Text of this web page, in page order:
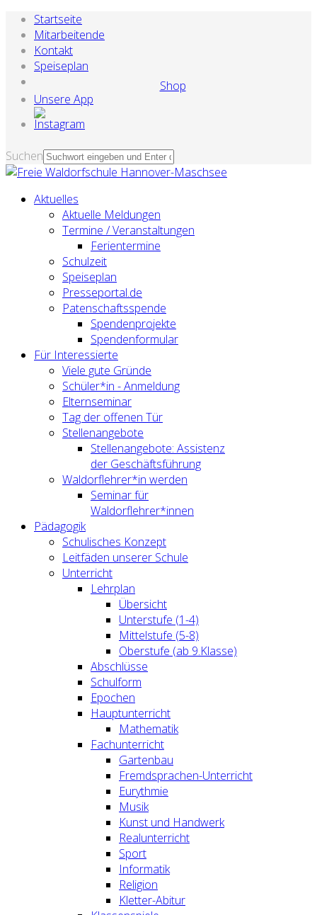
Startseite
Mitarbeitende
Kontakt
Speiseplan
Shop
Unsere App
Suchen
Aktuelles
Aktuelle Meldungen
Termine / Veranstaltungen
Ferientermine
Schulzeit
Speiseplan
Presseportal.de
Patenschaftsspende
Spendenprojekte
Spendenformular
Für Interessierte
Viele gute Gründe
Schüler*in - Anmeldung
Elternseminar
Tag der offenen Tür
Stellenangebote
Stellenangebote: Assistenz
der Geschäftsführung
Waldorflehrer*in werden
Seminar für
Waldorflehrer*innen
Pädagogik
Schulisches Konzept
Leitfäden unserer Schule
Unterricht
Lehrplan
Übersicht
Unterstufe (1-4)
Mittelstufe (5-8)
Oberstufe (ab 9.Klasse)
Abschlüsse
Schulform
Epochen
Hauptunterricht
Mathematik
Fachunterricht
Gartenbau
Fremdsprachen-Unterricht
Eurythmie
Musik
Kunst und Handwerk
Realunterricht
Sport
Informatik
Religion
Kletter-Abitur